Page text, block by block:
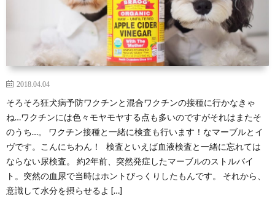
の
ニ
シ
ク
ブ
2018.04.04
そろそろ狂犬病予防ワクチンと混合ワクチンの接種に行かなきゃ
ね…ワクチンには色々モヤモヤする点も多いのですがそれはまたそ
のうち…。 ワクチン接種と一緒に検査も行います！なマーブルとイ
ヴです。こんにちわん！ 検査といえば血液検査と一緒に忘れては
ならない尿検査。 約2年前、突然発症したマーブルのストルバイ
ト。突然の血尿で当時はホントびっくりしたもんです。 それから、
意識して水分を摂らせるよ […]